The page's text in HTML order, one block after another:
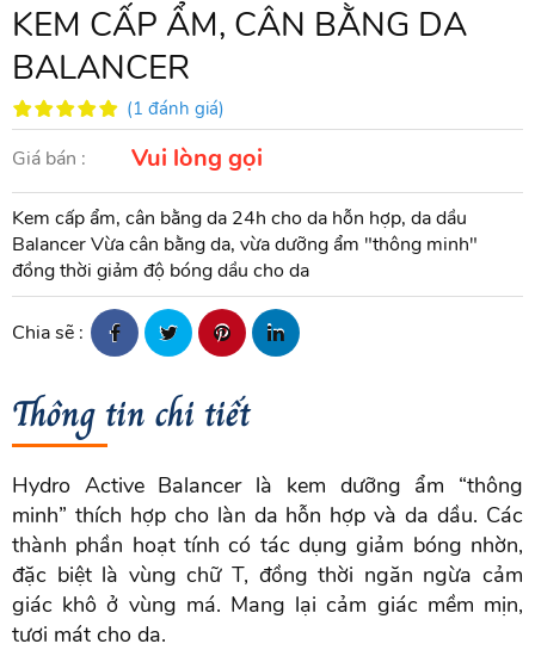
KEM CẤP ẨM, CÂN BẰNG DA
BALANCER
(1 đánh giá)
Giá bán : Vui lòng gọi
Kem cấp ẩm, cân bằng da 24h cho da hỗn hợp, da dầu
Balancer Vừa cân bằng da, vừa dưỡng ẩm "thông minh"
đồng thời giảm độ bóng dầu cho da
Chia sẽ :
Thông tin chi tiết
Hydro Active Balancer là kem dưỡng ẩm “thông
minh” thích hợp cho làn da hỗn hợp và da dầu. Các
thành phần hoạt tính có tác dụng giảm bóng nhờn,
đặc biệt là vùng chữ T, đồng thời ngăn ngừa cảm
giác khô ở vùng má. Mang lại cảm giác mềm mịn,
tươi mát cho da.